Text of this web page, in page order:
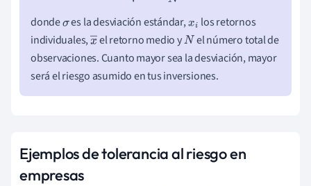
dondeσes la desviación estándar,xi los retornos
individuales,x
―
el retorno medio yN el número total de
observaciones. Cuanto mayor sea la desviación, mayor
será el riesgo asumido en tus inversiones.
Ejemplos de tolerancia al riesgo en
empresas